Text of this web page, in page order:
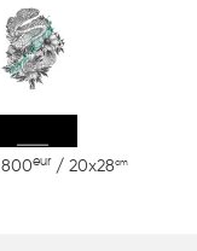
eur / 20x28cm